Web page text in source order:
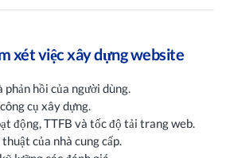
xét việc xây dựng website
phản hồi của người dùng.
cụ xây dựng.
động, TTFB và tốc độ tải trang web.
của nhà cung cấp.